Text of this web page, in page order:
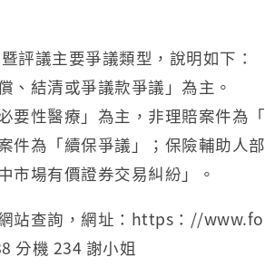
評議主要爭議類型，說明如下：
、結清或爭議款爭議」為主。
要性醫療」為主，非理賠案件為
件為「續保爭議」；保險輔助人
市場有價證券交易糾紛」。
站查詢，網址：https：//
分機 234 謝小姐